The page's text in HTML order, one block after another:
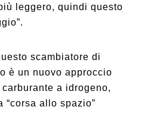
leggero, quindi questo
scambiatore di
è un nuovo approccio
a idrogeno,
allo spazio”